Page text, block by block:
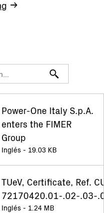
Power-One Italy S.p.A.
enters the FIMER
Group
Inglés - 19.03 KB
TUeV, Certificate, Ref.
72170420.01-.02-.03-
Inglés - 1.24 MB